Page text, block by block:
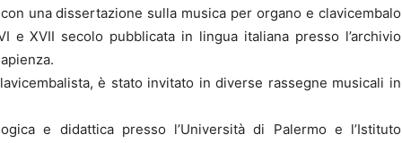
con una dissertazione sulla musica per organo e clavicembalo
e XVII secolo pubblicata in lingua italiana presso l’archivio
è stato invitato in diverse rassegne musicali in
e didattica presso l’Università di Palermo e l’Istituto